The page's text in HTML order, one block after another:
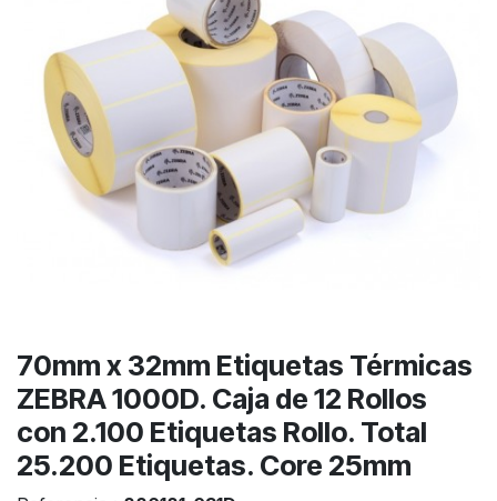
70mm x 32mm Etiquetas Térmicas
ZEBRA 1000D. Caja de 12 Rollos
con 2.100 Etiquetas Rollo. Total
25.200 Etiquetas. Core 25mm